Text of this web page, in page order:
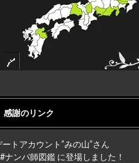
感謝のリンク
ートアカウント”みの山”さん
#ナンパ師図鑑 に登場しました！